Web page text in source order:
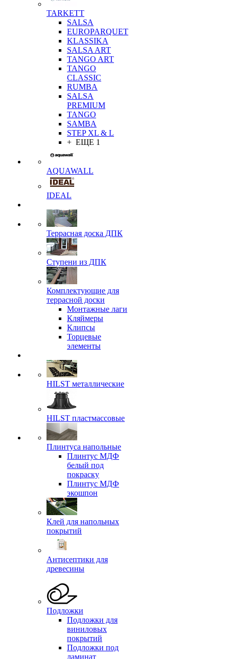
TARKETT
SALSA
EUROPARQUET
KLASSIKA
SALSA ART
TANGO ART
TANGO
CLASSIC
RUMBA
SALSA
PREMIUM
TANGO
SAMBA
STEP XL & L
+ ЕЩЕ 1
AQUAWALL
IDEAL
Террасная доска ДПК
Ступени из ДПК
Комплектующие для
террасной доски
Монтажные лаги
Кляймеры
Клипсы
Торцевые
элементы
HILST металлические
HILST пластмассовые
Плинтуса напольные
Плинтус МДФ
белый под
покраску
Плинтус МДФ
экошпон
Клей для напольных
покрытий
Антисептики для
древесины
Подложки
Подложки для
виниловых
покрытий
Подложки под
ламинат